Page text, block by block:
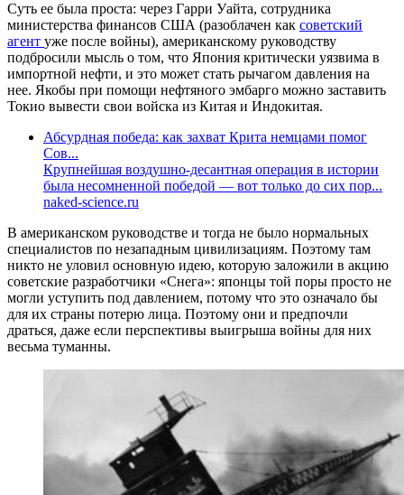
Суть ее была проста: через Гарри Уайта, сотрудника
министерства финансов США (разоблачен как советский
агент уже после войны), американскому руководству
подбросили мысль о том, что Япония критически уязвима в
импортной нефти, и это может стать рычагом давления на
нее. Якобы при помощи нефтяного эмбарго можно заставить
Токио вывести свои войска из Китая и Индокитая.
Абсурдная победа: как захват Крита немцами помог
Сов...
Крупнейшая воздушно-десантная операция в истории
была несомненной победой — вот только до сих пор...
naked-science.ru
В американском руководстве и тогда не было нормальных
специалистов по незападным цивилизациям. Поэтому там
никто не уловил основную идею, которую заложили в акцию
советские разработчики «Снега»: японцы той поры просто не
могли уступить под давлением, потому что это означало бы
для их страны потерю лица. Поэтому они и предпочли
драться, даже если перспективы выигрыша войны для них
весьма туманны.